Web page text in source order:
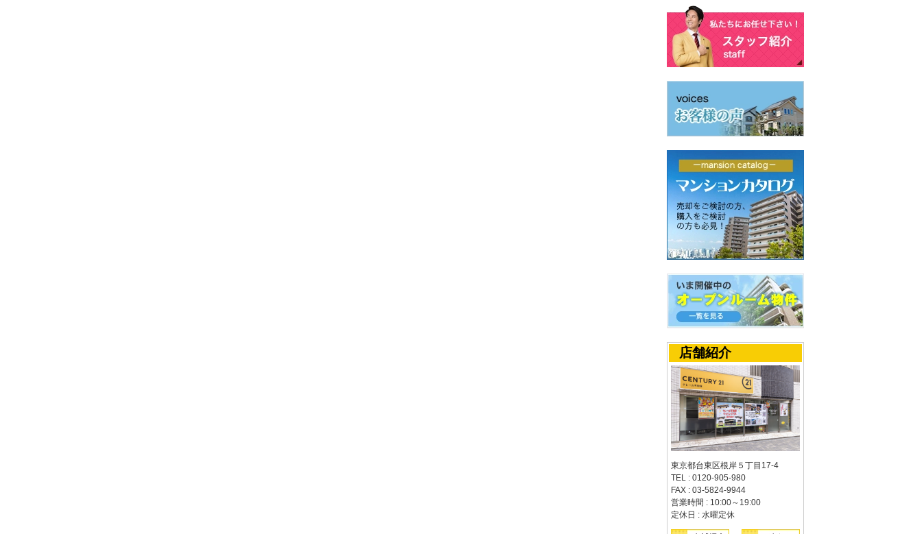
店舗紹介
東京都台東区根岸５丁目17-4
TEL : 0120-905-980
FAX : 03-5824-9944
営業時間 : 10:00～19:00
定休日 : 水曜定休